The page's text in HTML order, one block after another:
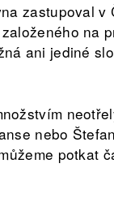
zastupoval v
na
ani jediné
nebo
potkat